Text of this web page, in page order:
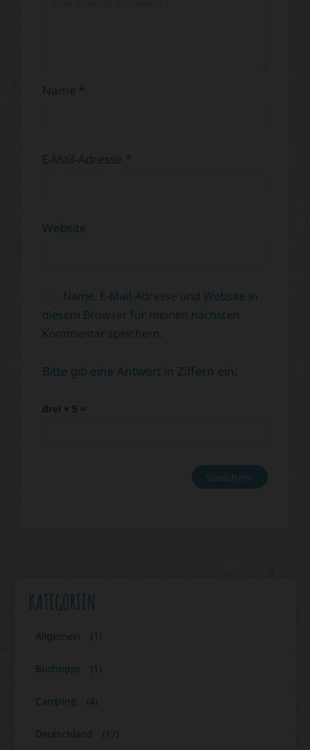
Name *
E-Mail-Adresse *
Website
Name, E-Mail-Adresse und Website in
diesem Browser für meinen nächsten
Kommentar speichern.
Bitte gib eine Antwort in Ziffern ein:
drei × 5 =
KATEGORIEN
Allgemein (1)
Buchtipps (1)
Camping (4)
Deutschland (17)